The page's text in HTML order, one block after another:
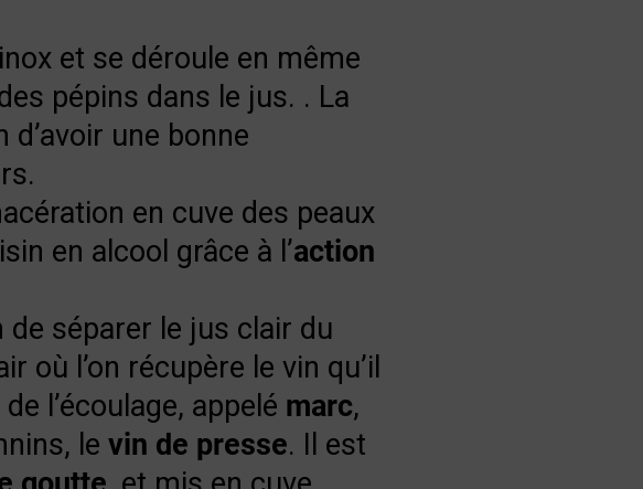
et se déroule en même
pépins dans le jus. . La
une bonne
en cuve des peaux
en alcool grâce à l’action
séparer le jus clair du
l’on récupère le vin qu’il
l’écoulage, appelé marc,
le vin de presse. Il est